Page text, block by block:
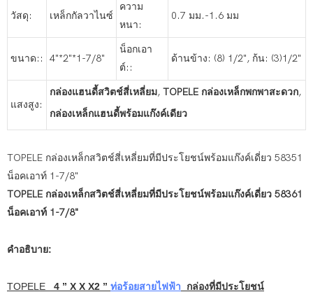
วัสดุ: เหล็กกัลวาไนซ์
ความ
หนา:
0.7 มม.-1.6 มม
ขนาด:: 4"*2"*1-7/8"
น็อกเอา
ต์::
ด้านข้าง: (8) 1/2", ก้น: (3)1/2"
แสงสูง:
กล่องแฮนดี้สวิตช์สี่เหลี่ยม, TOPELE กล่องเหล็กพกพาสะดวก,
กล่องเหล็กแฮนดี้พร้อมแก๊งค์เดียว
TOPELE กล่องเหล็กสวิตช์สี่เหลี่ยมที่มีประโยชน์พร้อมแก๊งค์เดี่ยว 58351
น็อคเอาท์ 1-7/8"
TOPELE กล่องเหล็กสวิตช์สี่เหลี่ยมที่มีประโยชน์พร้อมแก๊งค์เดี่ยว 58361
น็อคเอาท์ 1-7/8"
คำอธิบาย:
TOPELE 4 ” X X X2 ” ท่อร้อยสายไฟฟ้า กล่องที่มีประโยชน์